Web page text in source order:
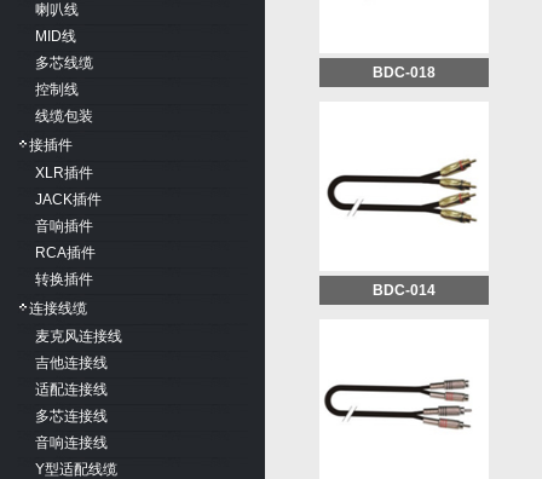
喇叭线
MID线
多芯线缆
控制线
线缆包装
接插件
XLR插件
JACK插件
音响插件
RCA插件
转换插件
连接线缆
麦克风连接线
吉他连接线
适配连接线
多芯连接线
音响连接线
Y型适配线缆
BDC-018
BDC-014